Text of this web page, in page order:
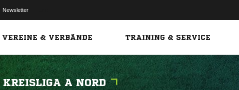
Newsletter
VEREINE & VERBÄNDE TRAINING & SERVICE
KREISLIGA A NORD